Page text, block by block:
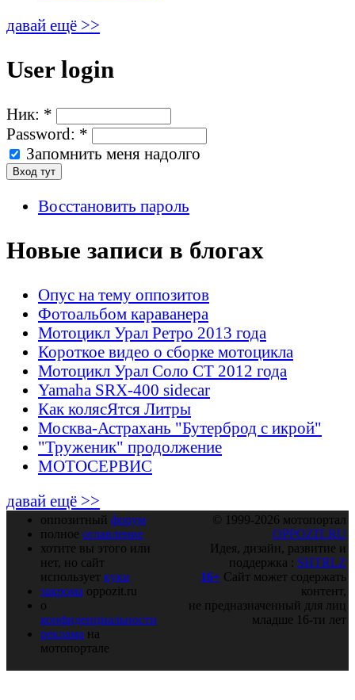
давай ещё >>
User login
Ник: *
Password: *
Запомнить меня надолго
Восстановить пароль
Новые записи в блогах
Опус на тему оппозитов
Фотоальбом караванера
Мотоцикл Урал Ретро 2013 года
Короткое видео о сборке мотоцикла
Мотоцикл Урал Соло СТ 2012 года
Yamaha SRX-400 sidecar
Как колясЯтся Литры
Москва-Астрахань "Бутерброд с икрой"
"Труженик" продолжение
МОТОСЕРВИС
давай ещё >>
оппозитный форум
полное оглавление
хотите вы этого или
нет, но сайт
использует куки
закрома oppozit.ru
о
конфиденциальности
реклама на
мотопортале
© 1999-2026 мотопортал
OPPOZIT.RU
Идея, дизайн, развитие и
поддержка : SHTRLZ
16+ Сайт может содержать
контент,
не предназначенный для лиц
младше 16-ти лет